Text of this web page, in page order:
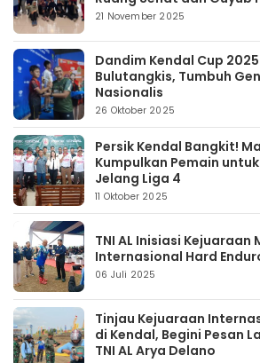
21 November 2025
Dandim Kendal Cup
Bulutangkis, Tumbuh
Nasionalis
26 Oktober 2025
Persik Kendal Bangkit!
Kumpulkan Pemain
Jelang Liga 4
11 Oktober 2025
TNI AL Inisiasi Kejuaraan
Internasional Hard
06 Juli 2025
Tinjau Kejuaraan
di Kendal, Begini Pesan
TNI AL Arya Delano